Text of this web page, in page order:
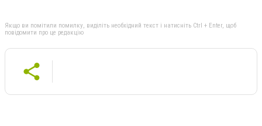
Якщо ви помітили помилку, виділіть необхідний текст і натисніть Ctrl + Enter, щоб
повідомити про це редакцію